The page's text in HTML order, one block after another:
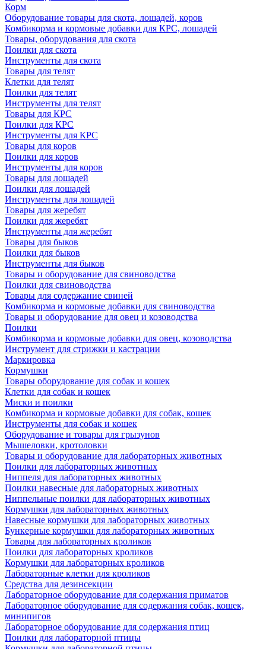
Корм
Оборудование товары для скота, лошадей, коров
Комбикорма и кормовые добавки для КРС, лошадей
Товары, оборудования для скота
Поилки для скота
Инструменты для скота
Товары для телят
Клетки для телят
Поилки для телят
Инструменты для телят
Товары для КРС
Поилки для КРС
Инструменты для КРС
Товары для коров
Поилки для коров
Инструменты для коров
Товары для лошадей
Поилки для лошадей
Инструменты для лошадей
Товары для жеребят
Поилки для жеребят
Инструменты для жеребят
Товары для быков
Поилки для быков
Инструменты для быков
Товары и оборудование для свиноводства
Поилки для свиноводства
Товары для содержание свиней
Комбикорма и кормовые добавки для свиноводства
Товары и оборудование для овец и козоводства
Поилки
Комбикорма и кормовые добавки для овец, козоводства
Инструмент для стрижки и кастрации
Маркировка
Кормушки
Товары оборудование для собак и кошек
Клетки для собак и кошек
Миски и поилки
Комбикорма и кормовые добавки для собак, кошек
Инструменты для собак и кошек
Оборудование и товары для грызунов
Мышеловки, кротоловки
Товары и оборудование для лабораторных животных
Поилки для лабораторных животных
Ниппеля для лабораторных животных
Поилки навесные для лабораторных животных
Ниппельные поилки для лабораторных животных
Кормушки для лабораторных животных
Навесные кормушки для лабораторных животных
Бункерные кормушки для лабораторных животных
Товары для лабораторных кроликов
Поилки для лабораторных кроликов
Кормушки для лабораторных кроликов
Лабораторные клетки для кроликов
Средства для дезинсекции
Лабораторное оборудование для содержания приматов
Лабораторное оборудование для содержания собак, кошек,
минипигов
Лабораторное оборудование для содержания птиц
Поилки для лабораторной птицы